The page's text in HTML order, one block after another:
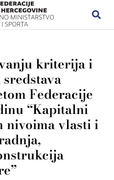
kriterija i
Federacije
“Kapitalni
vlasti i